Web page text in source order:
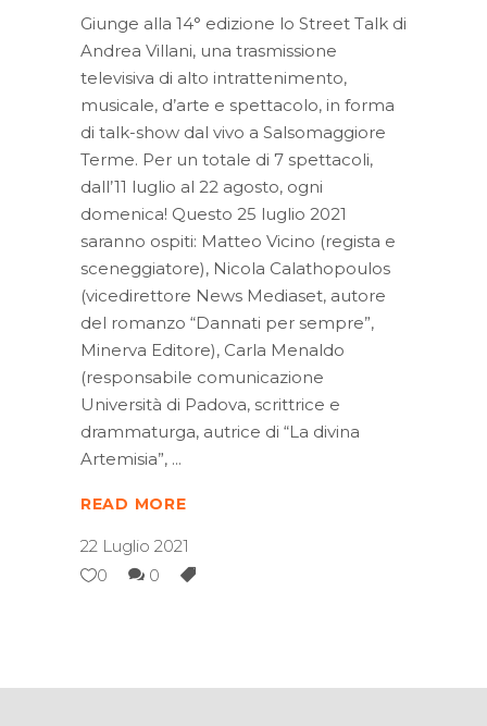
Giunge alla 14° edizione lo Street Talk di
Andrea Villani, una trasmissione
televisiva di alto intrattenimento,
musicale, d’arte e spettacolo, in forma
di talk-show dal vivo a Salsomaggiore
Terme. Per un totale di 7 spettacoli,
dall’11 luglio al 22 agosto, ogni
domenica! Questo 25 luglio 2021
saranno ospiti: Matteo Vicino (regista e
sceneggiatore), Nicola Calathopoulos
(vicedirettore News Mediaset, autore
del romanzo “Dannati per sempre”,
Minerva Editore), Carla Menaldo
(responsabile comunicazione
Università di Padova, scrittrice e
drammaturga, autrice di “La divina
Artemisia”,
READ MORE
22 Luglio 2021
0
0